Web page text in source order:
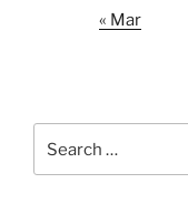
« Mar
for: